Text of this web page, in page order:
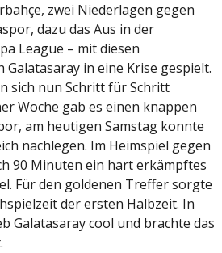
zwei Niederlagen gegen
dazu das Aus in der
League – mit diesen
Galatasaray in eine Krise gespielt.
sich nun Schritt für Schritt
Woche gab es einen knappen
am heutigen Samstag konnte
nachlegen. Im Heimspiel gegen
90 Minuten ein hart erkämpftes
Für den goldenen Treffer sorgte
der ersten Halbzeit. In
Galatasaray cool und brachte das